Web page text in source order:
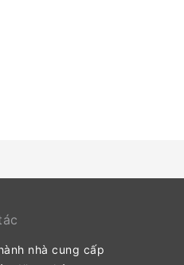
nhà cung cấp